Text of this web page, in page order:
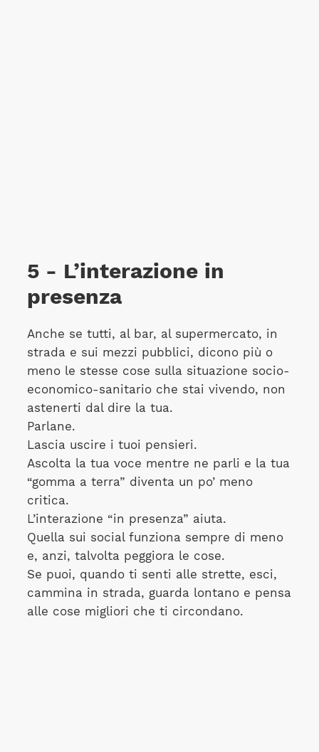
5 - L’interazione in
presenza
Anche se tutti, al bar, al supermercato, in
strada e sui mezzi pubblici, dicono più o
meno le stesse cose sulla situazione socio-
economico-sanitario che stai vivendo, non
astenerti dal dire la tua.
Parlane.
Lascia uscire i tuoi pensieri.
Ascolta la tua voce mentre ne parli e la tua
“gomma a terra” diventa un po’ meno
critica.
L’interazione “in presenza” aiuta.
Quella sui social funziona sempre di meno
e, anzi, talvolta peggiora le cose.
Se puoi, quando ti senti alle strette, esci,
cammina in strada, guarda lontano e pensa
alle cose migliori che ti circondano.